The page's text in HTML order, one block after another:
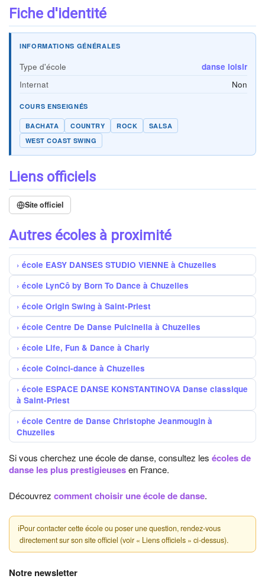
Fiche d'identité
INFORMATIONS GÉNÉRALES
Type d'école
danse loisir
Internat
Non
COURS ENSEIGNÉS
BACHATA COUNTRY ROCK
SALSA
WEST COAST SWING
Liens officiels
Site officiel
Autres écoles à proximité
école EASY DANSES STUDIO VIENNE à Chuzelles
école LynCô by Born To Dance à Chuzelles
école Origin Swing à Saint-Priest
école Centre De Danse Pulcinella à Chuzelles
école Life, Fun & Dance à Charly
école Coinci-dance à Chuzelles
école ESPACE DANSE KONSTANTINOVA Danse classique
à Saint-Priest
école Centre de Danse Christophe Jeanmougin à
Chuzelles
Si vous cherchez une école de danse, consultez les écoles de
danse les plus prestigieusesen France.
Découvrez comment choisir une école de danse.
ℹPour contacter cette école ou poser une question, rendez-vous
directement sur son site officiel (voir « Liens officiels » ci-dessus).
Notre newsletter